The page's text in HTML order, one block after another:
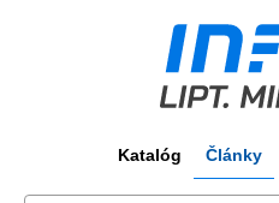
Katalóg Články